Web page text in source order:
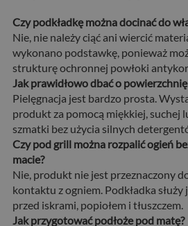
Czy podkładkę można docinać do
Nie, nie należy ciąć ani wiercić
wykonano podstawkę, ponieważ
strukturę ochronnej powłoki
Jak prawidłowo dbać o
Pielęgnacja jest bardzo prosta.
produkt za pomocą miękkiej, suchej
szmatki bez użycia silnych
Czy pod grill można rozpalić ogień
macie?
Nie, produkt nie jest przeznaczony
kontaktu z ogniem. Podkładka służy
przed iskrami, popiołem i tłuszczem.
Jak przygotować podłoże pod matę?